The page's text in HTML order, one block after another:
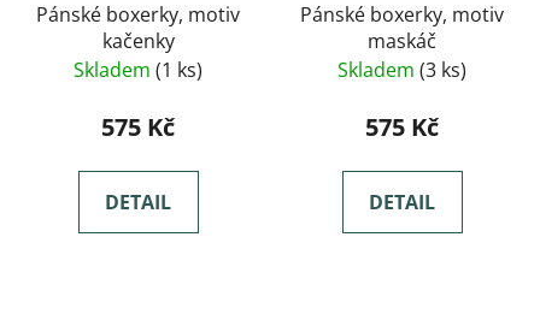
Pánské boxerky, motiv
kačenky
Skladem (1 ks)
575 Kč
DETAIL
Pánské boxerky, motiv
maskáč
Skladem (3 ks)
575 Kč
DETAIL